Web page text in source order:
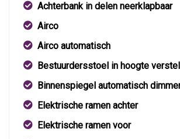
Achterbank in delen neerklapbaar
Airco
Airco automatisch
Bestuurdersstoel in hoogte
Binnenspiegel automatisch
Elektrische ramen achter
Elektrische ramen voor